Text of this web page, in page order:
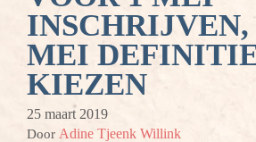
INSCHRIJVEN,
MEI
KIEZEN
25 maart 2019
Door Adine Tjeenk Willink